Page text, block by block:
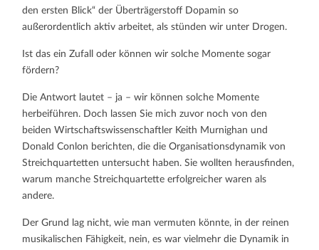
den ersten Blick“ der Überträgerstoff Dopamin so
außerordentlich aktiv arbeitet, als stünden wir unter Drogen.
Ist das ein Zufall oder können wir solche Momente sogar
fördern?
Die Antwort lautet – ja – wir können solche Momente
herbeiführen. Doch lassen Sie mich zuvor noch von den
beiden Wirtschaftswissenschaftler Keith Murnighan und
Donald Conlon berichten, die die Organisationsdynamik von
Streichquartetten untersucht haben. Sie wollten herausfinden,
warum manche Streichquartette erfolgreicher waren als
andere.
Der Grund lag nicht, wie man vermuten könnte, in der reinen
musikalischen Fähigkeit, nein, es war vielmehr die Dynamik in